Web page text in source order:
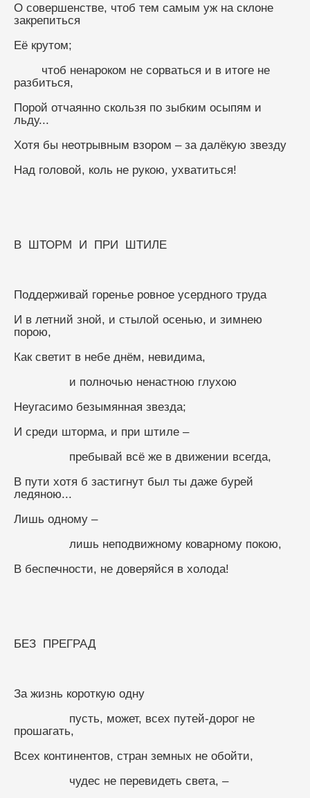
О совершенстве, чтоб тем самым уж на склоне
закрепиться
Её крутом;
разбиться,
Порой отчаянно скользя по зыбким осыпям и
льду...
Хотя бы неотрывным взором – за далёкую звезду
Над головой, коль не рукою, ухватиться!
В  ШТОРМ  И  ПРИ  ШТИЛЕ
Поддерживай горенье ровное усердного труда
И в летний зной, и стылой осенью, и зимнею
порою,
Как светит в небе днём, невидима,
                и полночью ненастною глухою
Неугасимо безымянная звезда;
И среди шторма, и при штиле –
                пребывай всё же в движении всегда,
В пути хотя б застигнут был ты даже бурей
ледяною...
Лишь одному –
                лишь неподвижному коварному покою,
В беспечности, не доверяйся в холода!
БЕЗ  ПРЕГРАД
За жизнь короткую одну
прошагать,
Всех континентов, стран земных не обойти,
                чудес не перевидеть света, –